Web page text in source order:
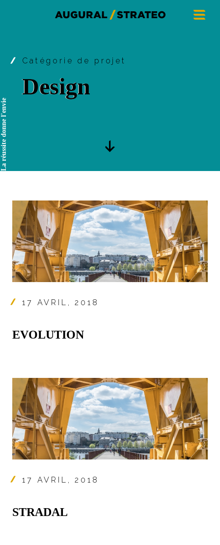
La réussite donne l'envie
Catégorie de projet
Design
17 AVRIL, 2018
EVOLUTION
17 AVRIL, 2018
STRADAL